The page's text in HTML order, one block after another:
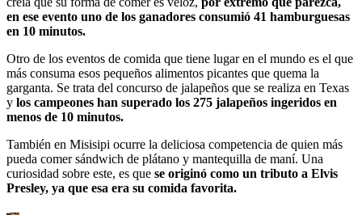
en ese evento uno de los ganadores consumió 41 hamburguesas
en 10 minutos.
Otro de los eventos de comida que tiene lugar en el mundo es el que
más consuma esos pequeños alimentos picantes que quema la
garganta. Se trata del concurso de jalapeños que se realiza en Texas
y los campeones han superado los 275 jalapeños ingeridos en
menos de 10 minutos.
También en Misisipi ocurre la deliciosa competencia de quien más
pueda comer sándwich de plátano y mantequilla de maní. Una
curiosidad sobre este, es que se originó como un tributo a Elvis
Presley, ya que esa era su comida favorita.